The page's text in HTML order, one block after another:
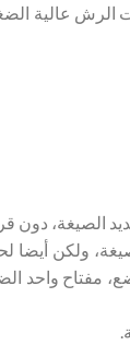
الرش عالية
ولكن
مفتاح